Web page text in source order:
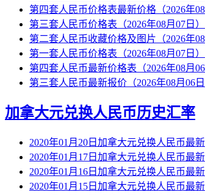
第四套人民币价格表最新价格（2026年08
第三套人民币价格表（2026年08月07日）
第二套人民币收藏价格及图片（2026年08
第一套人民币价格表（2026年08月07日）
第四套人民币最新价格表（2026年08月06
第三套人民币最新报价（2026年08月06日
加拿大元兑换人民币历史汇率
2020年01月20日加拿大元兑换人民币最
2020年01月17日加拿大元兑换人民币最
2020年01月16日加拿大元兑换人民币最
2020年01月15日加拿大元兑换人民币最